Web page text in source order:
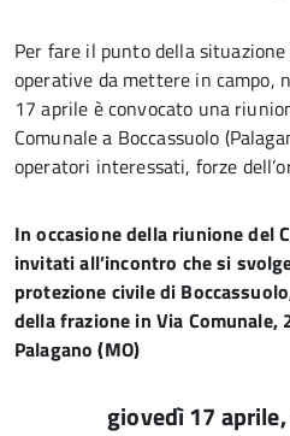
Per fare il punto della
operative da mettere in campo,
17 aprile è convocato una
Comunale a Boccassuolo
operatori interessati, forze
In occasione della riunione del
invitati all’incontro che si
protezione civile di
della frazione in Via Comunale,
Palagano (MO)
giovedì 17